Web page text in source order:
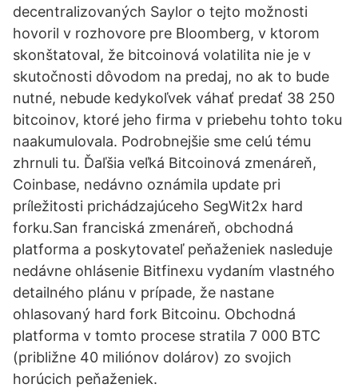
decentralizovaných Saylor o tejto možnosti
hovoril v rozhovore pre Bloomberg, v ktorom
skonštatoval, že bitcoinová volatilita nie je v
skutočnosti dôvodom na predaj, no ak to bude
nutné, nebude kedykoľvek váhať predať 38 250
bitcoinov, ktoré jeho firma v priebehu tohto toku
naakumulovala. Podrobnejšie sme celú tému
zhrnuli tu. Ďaľšia veľká Bitcoinová zmenáreň,
Coinbase, nedávno oznámila update pri
príležitosti prichádzajúceho SegWit2x hard
forku.San franciská zmenáreň, obchodná
platforma a poskytovateľ peňaženiek nasleduje
nedávne ohlásenie Bitfinexu vydaním vlastného
detailného plánu v prípade, že nastane
ohlasovaný hard fork Bitcoinu. Obchodná
platforma v tomto procese stratila 7 000 BTC
(približne 40 miliónov dolárov) zo svojich
horúcich peňaženiek.